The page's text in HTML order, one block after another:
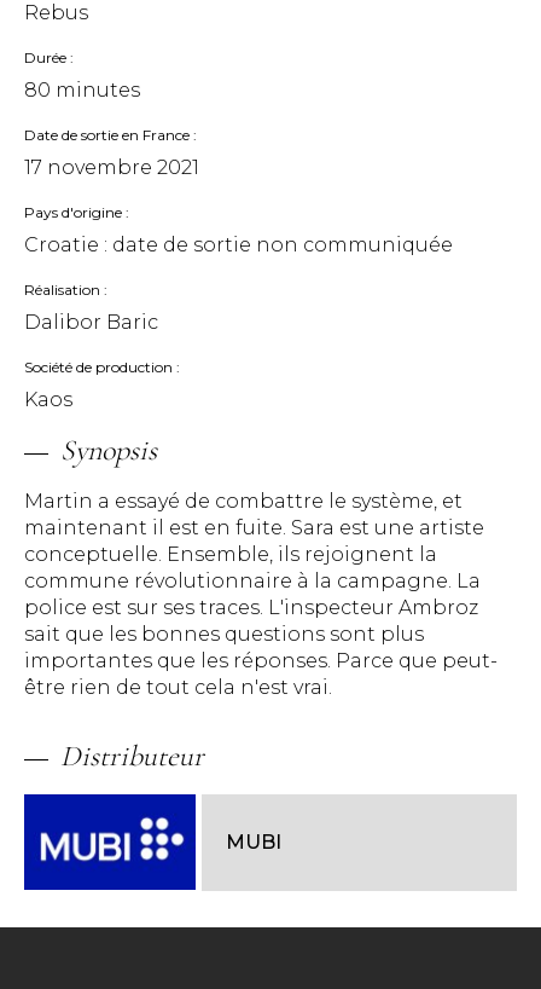
Rebus
Durée
80 minutes
Date de sortie en France
17 novembre 2021
Pays d'origine
Croatie : date de sortie non communiquée
Réalisation
Dalibor Baric
Société de production
Kaos
Synopsis
Martin a essayé de combattre le système, et
maintenant il est en fuite. Sara est une artiste
conceptuelle. Ensemble, ils rejoignent la
commune révolutionnaire à la campagne. La
police est sur ses traces. L'inspecteur Ambroz
sait que les bonnes questions sont plus
importantes que les réponses. Parce que peut-
être rien de tout cela n'est vrai.
Distributeur
MUBI